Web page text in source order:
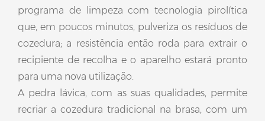
programa de limpeza com tecnologia pirolítica
que, em poucos minutos, pulveriza os resíduos de
cozedura; a resistência então roda para extrair o
recipiente de recolha e o aparelho estará pronto
para uma nova utilização.
A pedra lávica, com as suas qualidades, permite
recriar a cozedura tradicional na brasa, com um